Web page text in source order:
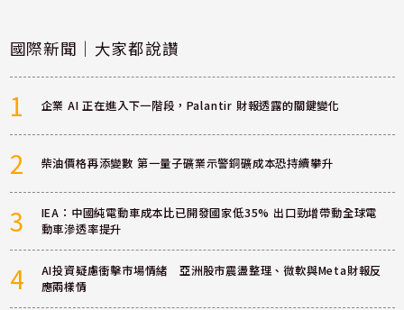
國際新聞｜大家都說讚
1 企業 AI 正在進入下一階段，Palantir 財報透露的關鍵變化
2 柴油價格再添變數 第一量子礦業示警銅礦成本恐持續攀升
3
IEA：中國純電動車成本比已開發國家低35% 出口勁增帶動全球電
動車滲透率提升
4
AI投資疑慮衝擊市場情緒 亞洲股市震盪整理、微軟與Meta財報反
應兩樣情